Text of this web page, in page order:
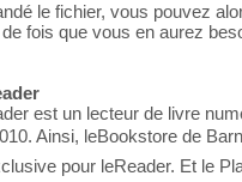
le fichier, vous pouvez
fois que vous en aurez
est un lecteur de livre
Ainsi, leBookstore de
pour leReader. Et le